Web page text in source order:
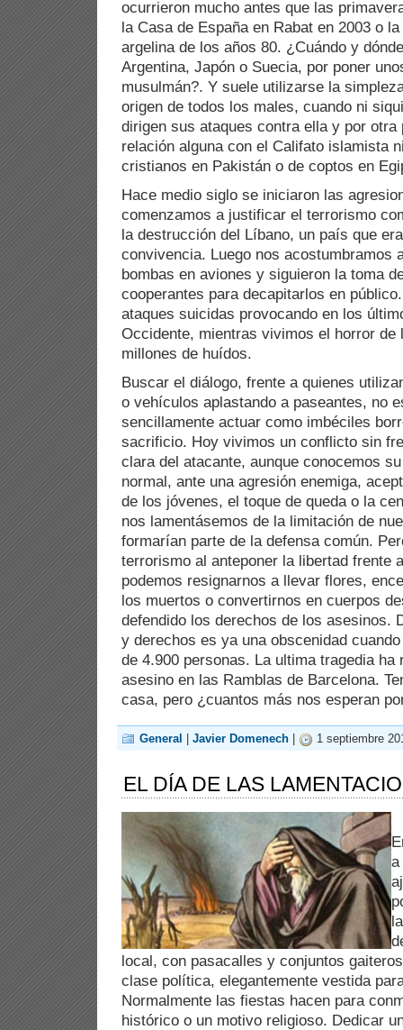
ocurrieron mucho antes que las
la Casa de España en Rabat en 2003 o
argelina de los años 80. ¿Cuándo y
Argentina, Japón o Suecia, por poner
musulmán?. Y suele utilizarse la
origen de todos los males, cuando ni
dirigen sus ataques contra ella y por otra
relación alguna con el Califato islamista
cristianos en Pakistán o de coptos en
Hace medio siglo se iniciaron las
comenzamos a justificar el terrorismo
la destrucción del Líbano, un país que
convivencia. Luego nos acostumbramos
bombas en aviones y siguieron la toma
cooperantes para decapitarlos en
ataques suicidas provocando en los
Occidente, mientras vivimos el horror de
millones de huídos.
Buscar el diálogo, frente a quienes
o vehículos aplastando a paseantes, no
sencillamente actuar como imbéciles
sacrificio. Hoy vivimos un conflicto sin
clara del atacante, aunque conocemos
normal, ante una agresión enemiga,
de los jóvenes, el toque de queda o la
nos lamentásemos de la limitación de
formarían parte de la defensa común.
terrorismo al anteponer la libertad frente
podemos resignarnos a llevar flores,
los muertos o convertirnos en cuerpos
defendido los derechos de los asesinos.
y derechos es ya una obscenidad
de 4.900 personas. La ultima tragedia ha
asesino en las Ramblas de Barcelona.
casa, pero ¿cuantos más nos esperan
General Javier Domenech 1 septiembre
EL DÍA DE LAS
a
local, con pasacalles y conjuntos
clase política, elegantemente vestida
Normalmente las fiestas hacen para
histórico o un motivo religioso. Dedicar